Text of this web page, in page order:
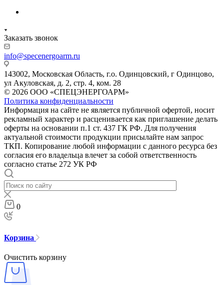
Заказать звонок
info@specenergoarm.ru
143002, Московская Область, г.о. Одинцовский, г Одинцово,
ул Акуловская, д. 2, стр. 4, ком. 28
© 2026 ООО «СПЕЦЭНЕРГОАРМ»
Политика конфиденциальности
Информация на сайте не является публичной офертой, носит
рекламный характер и расценивается как приглашение делать
оферты на основании п.1 ст. 437 ГК РФ. Для получения
актуальной стоимости продукции присылайте нам запрос
ТКП. Копирование любой информации с данного ресурса без
согласия его владельца влечет за собой ответственность
согласно статье 272 УК РФ
0
Корзина
Очистить корзину